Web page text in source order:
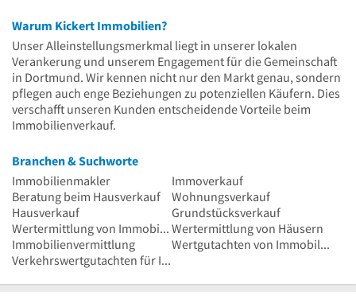
Warum Kickert Immobilien?
Unser Alleinstellungsmerkmal liegt in unserer lokalen
Verankerung und unserem Engagement für die Gemeinschaft
in Dortmund. Wir kennen nicht nur den Markt genau, sondern
pflegen auch enge Beziehungen zu potenziellen Käufern. Dies
verschafft unseren Kunden entscheidende Vorteile beim
Immobilienverkauf.
Branchen & Suchworte
Immobilienmakler
Immoverkauf
Beratung beim Hausverkauf
Wohnungsverkauf
Hausverkauf
Grundstücksverkauf
Wertermittlung von Immobilien Wertermittlung von Häusern
Immobilienvermittlung
Wertgutachten von Immobilien
Verkehrswertgutachten für Immobilien